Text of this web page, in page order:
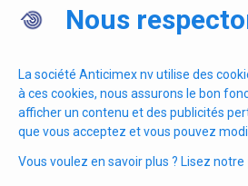
d'emploi
Province
Nous
La société Anticimex nv utilise des
à ces cookies, nous assurons le bon
afficher un contenu et des publicités
que vous acceptez et vous pouvez
Vous voulez en savoir plus ? Lisez notre